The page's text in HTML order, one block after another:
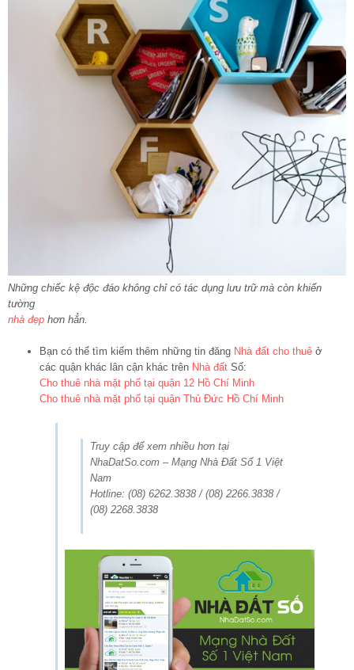
Những chiếc kệ độc đáo không chỉ có tác dụng lưu trữ mà còn khiến
tường
nhà đẹp hơn hẳn.
Bạn có thể tìm kiếm thêm những tin đăng Nhà đất cho thuê ở
các quận khác lân cận khác trên Nhà đất Số:
Cho thuê nhà mặt phố tại quận 12 Hồ Chí Minh
Cho thuê nhà mặt phố tại quận Thủ Đức Hồ Chí Minh
Truy cập để xem nhiều hơn tại
NhaDatSo.com – Mạng Nhà Đất Số 1 Việt
Nam
Hotline: (08) 6262.3838 / (08) 2266.3838 /
(08) 2268.3838